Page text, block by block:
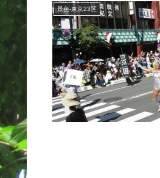
景色-東京23区